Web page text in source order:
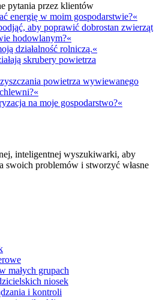
pytania przez klientów
energię w moim gospodarstwie?«
aby poprawić dobrostan zwierząt
hodowlanym?«
działalność rolniczą.«
skrubery powietrza
powietrza wywiewanego
na moje gospodarstwo?«
inteligentnej wyszukiwarki, aby
swoich problemów i stworzyć własne
małych grupach
niosek
i kontroli